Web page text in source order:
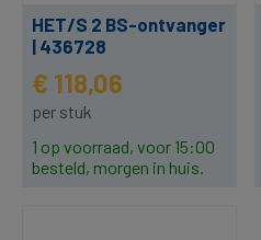
HET/S 2 BS-ontvanger
| 436728
€ 118,06
per stuk
1 op voorraad, voor 15:00
besteld, morgen in huis.